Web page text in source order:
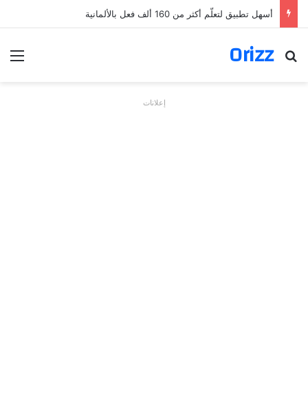
أسهل تطبيق لتعلّم أكثر من 160 ألف فعل بالألمانية
Orizz
بحث عن
إعلانات